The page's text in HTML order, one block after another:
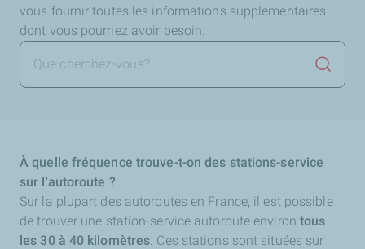
vous fournir toutes les informations supplémentaires
dont vous pourriez avoir besoin.
À quelle fréquence trouve-t-on des stations-service
sur l'autoroute ?
Sur la plupart des autoroutes en France, il est possible
de trouver une station-service autoroute environ tous
les 30 à 40 kilomètres. Ces stations sont situées sur